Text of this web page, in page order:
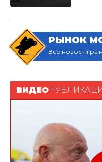
РЫНОК
Все новости
ВИДЕО